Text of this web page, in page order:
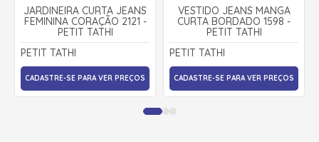
JARDINEIRA CURTA JEANS
FEMININA CORAÇÃO 2121 -
PETIT TATHI
PETIT TATHI
CADASTRE-SE PARA VER PREÇOS
VESTIDO JEANS MANGA
CURTA BORDADO 1598 -
PETIT TATHI
PETIT TATHI
CADASTRE-SE PARA VER PREÇOS